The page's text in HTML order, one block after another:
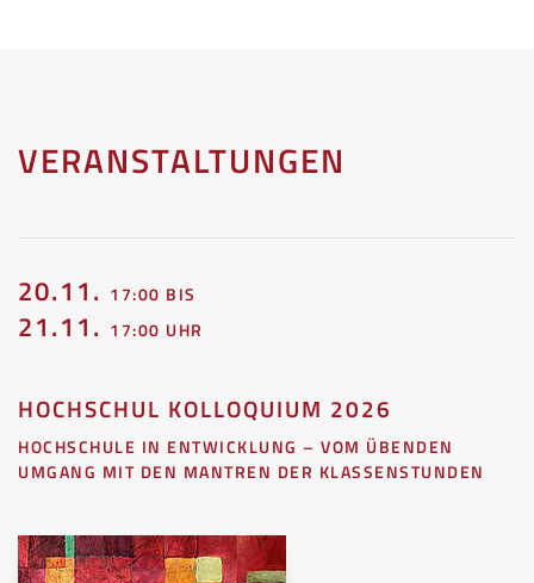
VERANSTALTUNGEN
20.11. 17:00 BIS
21.11. 17:00 UHR
HOCHSCHUL KOLLOQUIUM 2026
HOCHSCHULE IN ENTWICKLUNG – VOM ÜBENDEN
UMGANG MIT DEN MANTREN DER KLASSENSTUNDEN